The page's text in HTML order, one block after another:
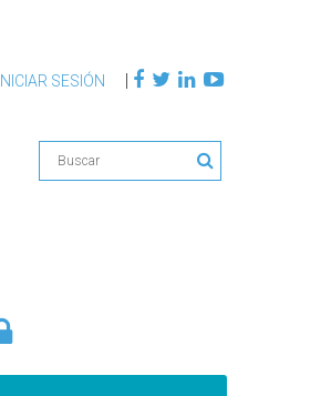
SESIÓN |